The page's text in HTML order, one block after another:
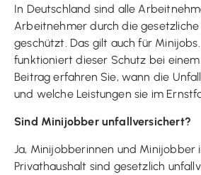
In Deutschland sind alle
Arbeitnehmer durch die
geschützt. Das gilt auch für
funktioniert dieser Schutz bei
Beitrag erfahren Sie, wann die
und welche Leistungen sie im
Sind Minijobber unfallversichert?
Ja, Minijobberinnen und Minijobber
Privathaushalt sind gesetzlich